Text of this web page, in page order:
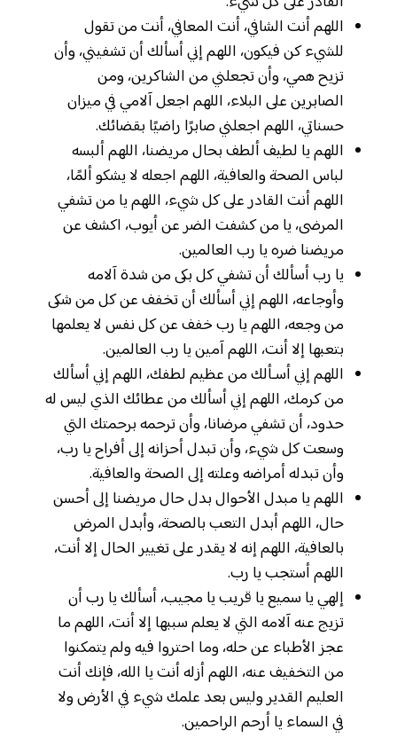
اللهم أنت الشافي، أنت المعافي، أنت من تقول
للشيء كن فيكون، اللهم إني أسألك أن تشفيني، وأن
تزيح همي، وأن تجعلني من الشاكرين، ومن
الصابرين على البلاء، اللهم اجعل آلامي في ميزان
حسناتي، اللهم اجعلني صابرًا راضيًا بقضائك.
اللهم يا لطيف ألطف بحال مريضنا، اللهم ألبسه
لباس الصحة والعافية، اللهم اجعله لا يشكو ألمًا،
اللهم أنت القادر على كل شيء، اللهم يا من تشفي
المرضى، يا من كشفت الضر عن أيوب، اكشف عن
مريضنا ضره يا رب العالمين.
يا رب أسألك أن تشفي كل بكى من شدة آلامه
وأوجاعه، اللهم إني أسألك أن تخفف عن كل من شكى
من وجعه، اللهم يا رب خفف عن كل نفس لا يعلمها
بتعبها إلا أنت، اللهم آمين يا رب العالمين.
اللهم إني أسـألك من عظيم لطفك، اللهم إني أسألك
من كرمك، اللهم إني أسألك من عطائك الذي ليس له
حدود، أن تشفي مرضانا، وأن ترحمه برحمتك التي
وسعت كل شيء، وأن تبدل أحزانه إلى أفراح يا رب،
وأن تبدله أمراضه وعلته إلى الصحة والعافية.
اللهم يا مبدل الأحوال بدل حال مريضنا إلى أحسن
حال، اللهم أبدل التعب بالصحة، وأبدل المرض
بالعافية، اللهم إنه لا يقدر على تغيير الحال إلا أنت،
اللهم أستجب يا رب.
إلهي يا سميع يا قريب يا مجيب، أسألك يا رب أن
تزيج عنه آلامه التي لا يعلم سببها إلا أنت، اللهم ما
عجز الأطباء عن حله، وما احتروا فيه ولم يتمكنوا
من التخفيف عنه، اللهم أزله أنت يا الله، فإنك أنت
العليم القدير وليس بعد علمك شيء في الأرض ولا
في السماء يا أرحم الراحمين.